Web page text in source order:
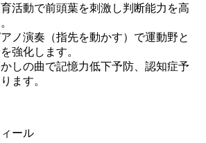
育活動で前頭葉を刺激し判断能力を高
アノ演奏（指先を動かす）で運動野と
強化します。
しの曲で記憶力低下予防、認知症予
ます。
ール